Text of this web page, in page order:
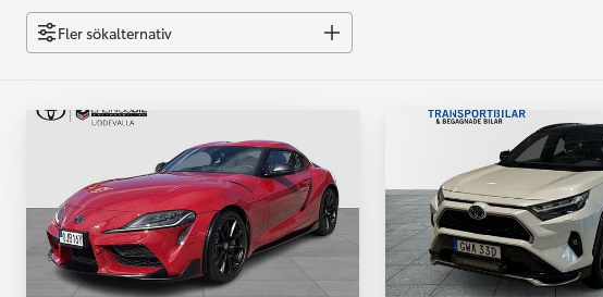
Easy Billån
GR Yaris
BENSIN
Fler sökalternativ